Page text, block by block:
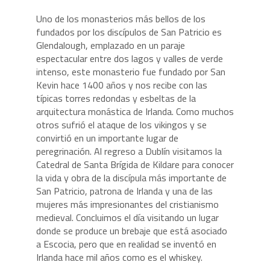
Uno de los monasterios más bellos de los
fundados por los discípulos de San Patricio es
Glendalough, emplazado en un paraje
espectacular entre dos lagos y valles de verde
intenso, este monasterio fue fundado por San
Kevin hace 1400 años y nos recibe con las
típicas torres redondas y esbeltas de la
arquitectura monástica de Irlanda. Como muchos
otros sufrió el ataque de los vikingos y se
convirtió en un importante lugar de
peregrinación. Al regreso a Dublín visitamos la
Catedral de Santa Brígida de Kildare para conocer
la vida y obra de la discípula más importante de
San Patricio, patrona de Irlanda y una de las
mujeres más impresionantes del cristianismo
medieval. Concluimos el día visitando un lugar
donde se produce un brebaje que está asociado
a Escocia, pero que en realidad se inventó en
Irlanda hace mil años como es el whiskey.